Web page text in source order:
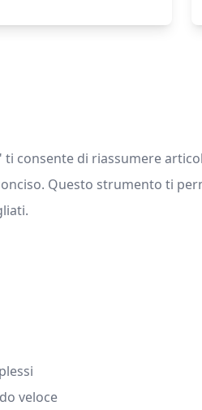
consente di riassumere
Questo strumento ti
veloce